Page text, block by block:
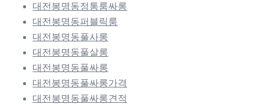
대전봉명동정통룸싸롱
대전봉명동퍼블릭룸
대전봉명동풀사롱
대전봉명동풀살롱
대전봉명동풀싸롱
대전봉명동풀싸롱가격
대전봉명동풀싸롱견적